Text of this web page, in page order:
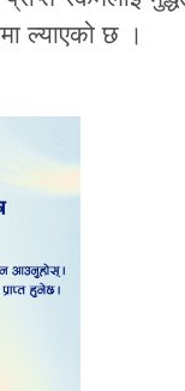
ल्याएको छ ।